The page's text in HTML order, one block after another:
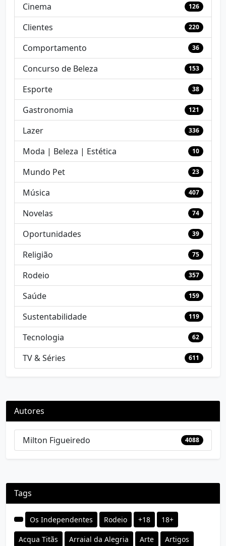
Cinema 126
Clientes 220
Comportamento 36
Concurso de Beleza 153
Esporte 38
Gastronomia 121
Lazer 336
Moda | Beleza | Estética 10
Mundo Pet 23
Música 407
Novelas 74
Oportunidades 39
Religião 75
Rodeio 357
Saúde 159
Sustentabilidade 119
Tecnologia 62
TV & Séries 611
Autores
Milton Figueiredo 4088
Tags
Os Independentes Rodeio +18 18+
Acqua Titãs Arraial da Alegria Arte Artigos